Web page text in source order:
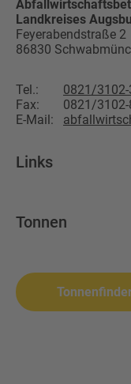
Landkreises
Feyerabendstraße 2
86830
Tel.:
0821/3102-
Fax:
0821/3102-
E-Mail:
Links
Über uns
Tonnen
Biomüll
Altpapier